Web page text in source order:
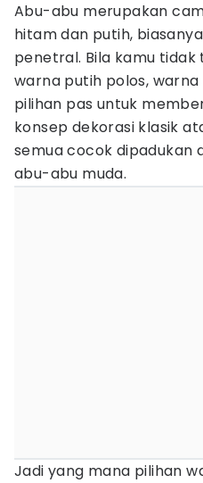
Abu-abu merupakan
hitam dan putih,
penetral. Bila kamu tidak
warna putih polos,
pilihan pas untuk
konsep dekorasi klasik
semua cocok dipadukan
abu-abu muda.
Jadi yang mana pilihan